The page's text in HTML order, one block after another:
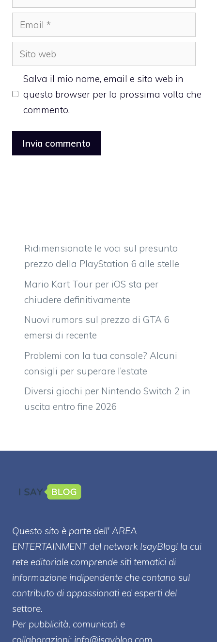
Email
Sito
web
Salva il mio nome, email e sito web in
questo browser per la prossima volta che
commento.
Ridimensionate le voci sul presunto
prezzo della PlayStation 6 alle stelle
Mario Kart Tour per iOS sta per
chiudere definitivamente
Nuovi rumors sul prezzo di GTA 6
emersi di recente
Problemi con la tua console? Alcuni
consigli per superare l’estate
Diversi giochi per Nintendo Switch 2 in
uscita entro fine 2026
Questo sito è parte dell' AREA
ENTERTAINMENT del network IsayBlog! la cui
rete editoriale comprende siti tematici di
informazione indipendente che contano sul
contributo di appassionati ed esperti del
settore.
Per pubblicità, comunicati e
collaborazioni: info@isayblog.com